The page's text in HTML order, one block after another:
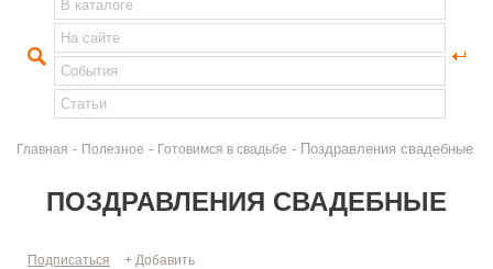
Главная - Полезное - Готовимся в свадьбе - Поздравления свадебные
ПОЗДРАВЛЕНИЯ СВАДЕБНЫЕ
Подписаться + Добавить